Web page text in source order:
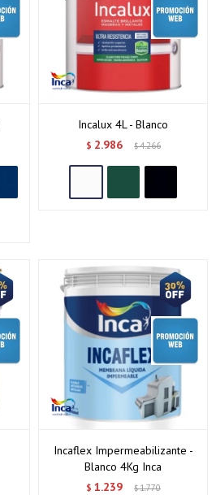
Incalux 4L - Blanco
$ 2.986 $4.266
Incaflex Impermeabilizante -
Blanco 4Kg Inca
$ 1.239 $1.770